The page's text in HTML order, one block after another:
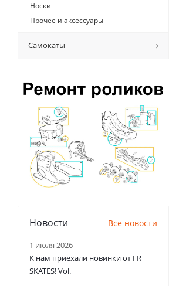
Носки
Прочее и аксессуары
Самокаты
Новости Все новости
1 июля 2026
К нам приехали новинки от FR
SKATES! Vol.